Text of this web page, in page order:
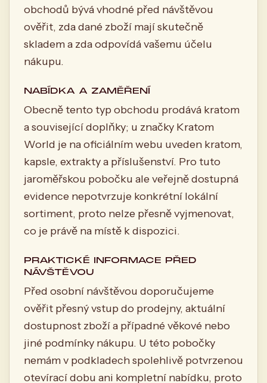
obchodů bývá vhodné před návštěvou
ověřit, zda dané zboží mají skutečně
skladem a zda odpovídá vašemu účelu
nákupu.
NABÍDKA A ZAMĚŘENÍ
Obecně tento typ obchodu prodává kratom
a související doplňky; u značky Kratom
World je na oficiálním webu uveden kratom,
kapsle, extrakty a příslušenství. Pro tuto
jaroměřskou pobočku ale veřejně dostupná
evidence nepotvrzuje konkrétní lokální
sortiment, proto nelze přesně vyjmenovat,
co je právě na místě k dispozici.
PRAKTICKÉ INFORMACE PŘED
NÁVŠTĚVOU
Před osobní návštěvou doporučujeme
ověřit přesný vstup do prodejny, aktuální
dostupnost zboží a případné věkové nebo
jiné podmínky nákupu. U této pobočky
nemám v podkladech spolehlivě potvrzenou
otevírací dobu ani kompletní nabídku, proto